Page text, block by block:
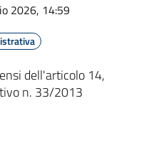
2026, 14:59
dell'articolo 14,
n. 33/2013